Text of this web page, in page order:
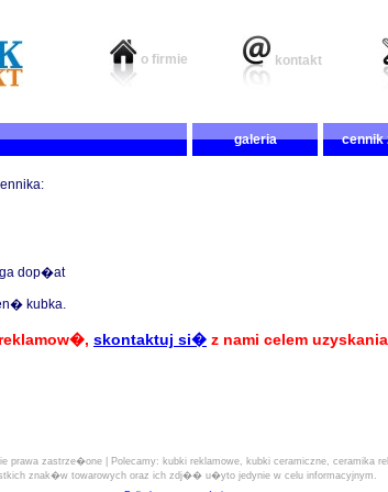
o firmie kontakt
galeria cennik
dop�at
kubka.
skontaktuj si� z nami celem
prawa zastrze�one | Polecamy: kubki reklamowe, kubki ceramiczne, ceramika
znak�w towarowych oraz ich zdj�� u�yto jedynie w celu informacyjnym.